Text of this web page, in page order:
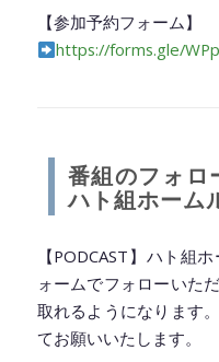
【参加予約フォーム】
https://forms.gle/
番組のフォロ
ハト組ホーム
【PODCAST】ハト組
ォームでフォローいた
取れるようになります
てお願いいたします。